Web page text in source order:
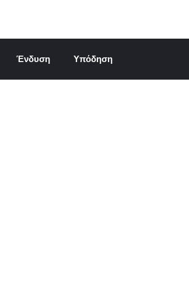
Ένδυση Υπόδηση